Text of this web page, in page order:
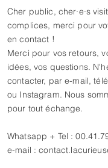
Cher public, cher·e·s
complices, merci pour
en contact !
Merci pour vos retours,
idées, vos questions.
contacter, par e-mail,
ou Instagram. Nous
pour tout échange.
Whatsapp + Tel :
e-mail :